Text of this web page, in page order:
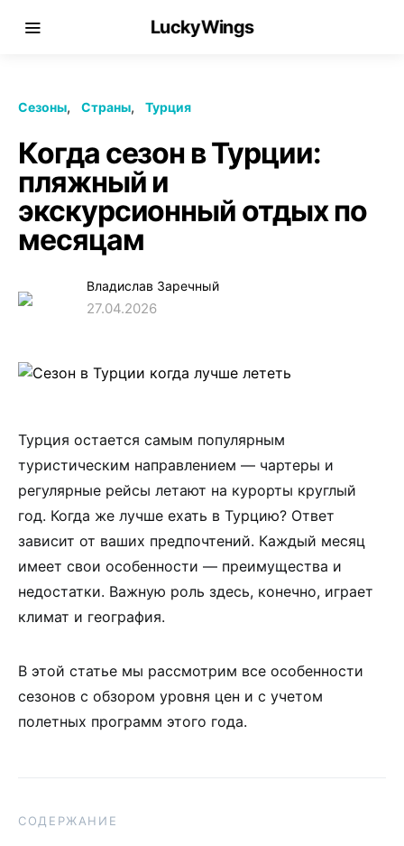
LuckyWings
Сезоны Страны Турция
Когда сезон в Турции:
пляжный и
экскурсионный отдых по
месяцам
Владислав Заречный
27.04.2026
Турция остается самым популярным
туристическим направлением — чартеры и
регулярные рейсы летают на курорты круглый
год. Когда же лучше ехать в Турцию? Ответ
зависит от ваших предпочтений. Каждый месяц
имеет свои особенности — преимущества и
недостатки. Важную роль здесь, конечно, играет
климат и география.
В этой статье мы рассмотрим все особенности
сезонов с обзором уровня цен и с учетом
полетных программ этого года.
СОДЕРЖАНИЕ